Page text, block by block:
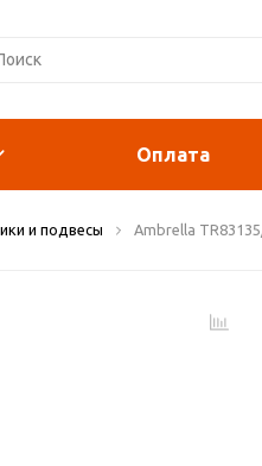
Оплата
и подвесы Ambrella